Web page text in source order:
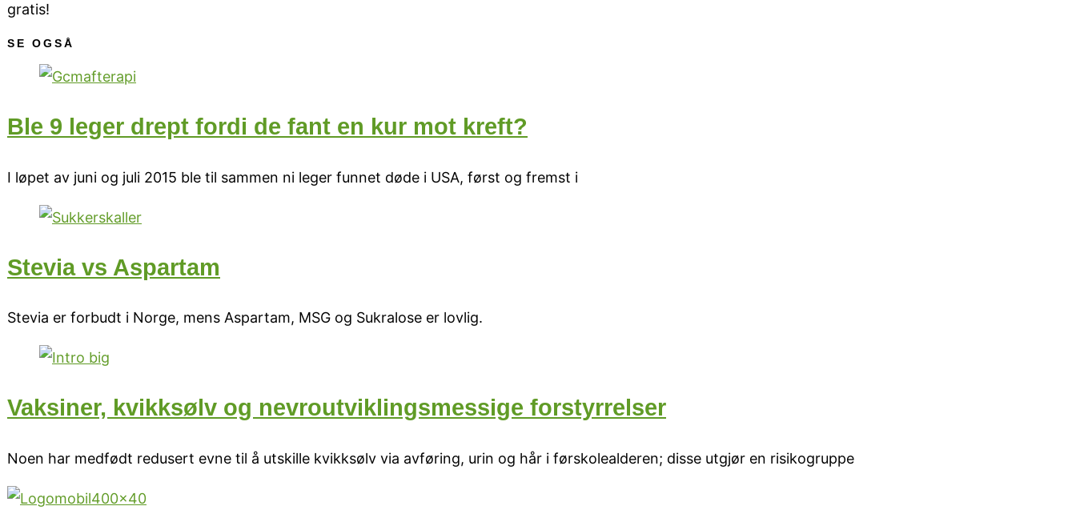
gratis!
SE OGSÅ
Ble 9 leger drept fordi de fant en kur mot kreft?
I løpet av juni og juli 2015 ble til sammen ni leger funnet døde i USA, først og fremst i
Stevia vs Aspartam
Stevia er forbudt i Norge, mens Aspartam, MSG og Sukralose er lovlig.
Vaksiner, kvikksølv og nevroutviklingsmessige forstyrrelser
Noen har medfødt redusert evne til å utskille kvikksølv via avføring, urin og hår i førskolealderen; disse utgjør en risikogruppe